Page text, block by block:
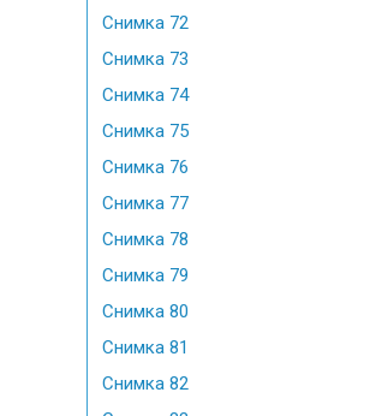
Снимка 72
Снимка 73
Снимка 74
Снимка 75
Снимка 76
Снимка 77
Снимка 78
Снимка 79
Снимка 80
Снимка 81
Снимка 82